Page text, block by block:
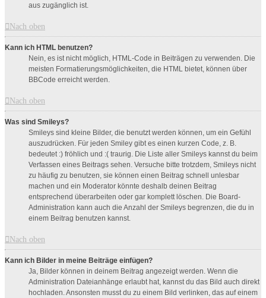
aus zugänglich ist.
Nach oben
Kann ich HTML benutzen?
Nein, es ist nicht möglich, HTML-Code in Beiträgen zu verwenden. Die
meisten Formatierungsmöglichkeiten, die HTML bietet, können über
BBCode erreicht werden.
Nach oben
Was sind Smileys?
Smileys sind kleine Bilder, die benutzt werden können, um ein Gefühl
auszudrücken. Für jeden Smiley gibt es einen kurzen Code, z. B.
bedeutet :) fröhlich und :( traurig. Die Liste aller Smileys kannst du beim
Verfassen eines Beitrags sehen. Versuche bitte trotzdem, Smileys nicht
zu häufig zu benutzen, sie können einen Beitrag schnell unlesbar
machen und ein Moderator könnte deshalb deinen Beitrag
entsprechend überarbeiten oder gar komplett löschen. Die Board-
Administration kann auch die Anzahl der Smileys begrenzen, die du in
einem Beitrag benutzen kannst.
Nach oben
Kann ich Bilder in meine Beiträge einfügen?
Ja, Bilder können in deinem Beitrag angezeigt werden. Wenn die
Administration Dateianhänge erlaubt hat, kannst du das Bild auch direkt
hochladen. Ansonsten musst du zu einem Bild verlinken, das auf einem